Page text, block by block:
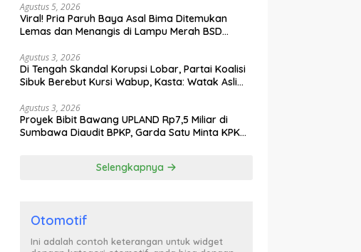
Agustus 5, 2026
Viral! Pria Paruh Baya Asal Bima Ditemukan
Lemas dan Menangis di Lampu Merah BSD
Agustus 3, 2026
Di Tengah Skandal Korupsi Lobar, Partai Koalisi
Sibuk Berebut Kursi Wabup, Kasta: Watak Asli
Agustus 3, 2026
Proyek Bibit Bawang UPLAND Rp7,5 Miliar di
Sumbawa Diaudit BPKP, Garda Satu Minta KPK
Selengkapnya
Otomotif
Ini adalah contoh keterangan untuk widget